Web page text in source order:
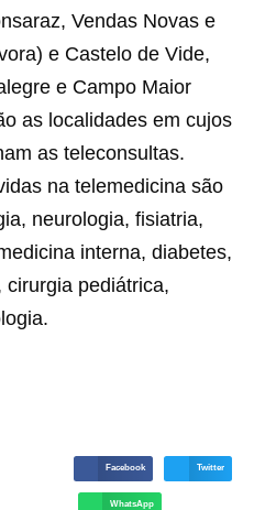
Vendas Novas e
e Castelo de Vide,
e Campo Maior
as localidades em cujos
as teleconsultas.
na telemedicina são
neurologia, fisiatria,
interna, diabetes,
pediátrica,
Facebook Twitter
WhatsApp